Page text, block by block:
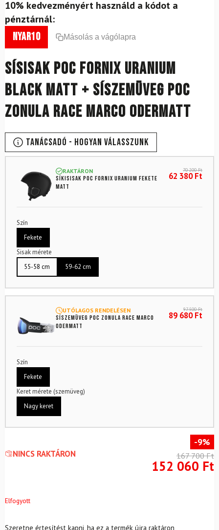
10% kedvezményért használd a kódot a
pénztárnál:
nyar10 Másolás a vágólapra
Sísisak POC Fornix Uranium
Black Matt + síszemüveg POC
Zonula Race Marco Odermatt
Tanácsadó - Hogyan válasszunk
RAKTÁRON
Síkisisak POC Fornix Uranium fekete
matt
70 200Ft
62 380Ft
Szín
Fekete
Sisak mérete
55-58 cm
59-62 cm
UTÓLAGOS RENDELÉSEN
Síszemüveg POC Zonula Race Marco
Odermatt
97 500Ft
89 680Ft
Szín
Fekete
Keret mérete (szemüveg)
Nagy keret
NINCS RAKTÁRON
-9%
167 700Ft
152 060 Ft
Elfogyott
Szeretne értesítést kapni, ha ez a termék újra raktáron